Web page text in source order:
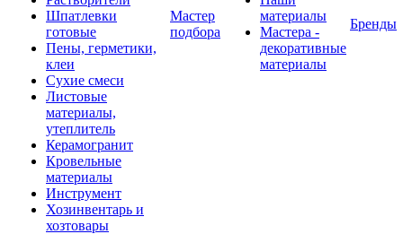
Шпатлевки
готовые
Пены, герметики,
клеи
Сухие смеси
Листовые
материалы,
утеплитель
Керамогранит
Кровельные
материалы
Инструмент
Хозинвентарь и
хозтовары
Мастер
подбора
материалы
Мастера -
декоративные
материалы
Бренды